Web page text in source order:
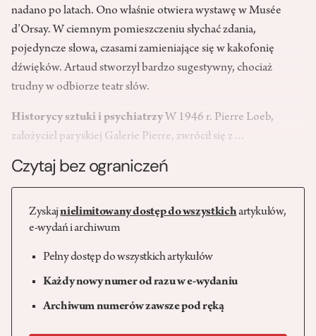
nadano po latach. Ono właśnie otwiera wystawę w Musée
d’Orsay. W ciemnym pomieszczeniu słychać zdania,
pojedyncze słowa, czasami zamieniające się w kakofonię
dźwięków. Artaud stworzył bardzo sugestywny, chociaż
trudny w odbiorze teatr słów.
Historycy sztuki i psychiatrzyW 1946 r. Pierre Loeb,
założyciel paryskiej Galerie Pierre, zwrócił się z…
Czytaj bez ograniczeń
Zyskajnielimitowany dostęp do wszystkichartykułów,
e-wydań i archiwum
Pełny dostęp do wszystkich artykułów
Każdy nowy numer od razu w e-wydaniu
Archiwum numerów zawsze pod ręką